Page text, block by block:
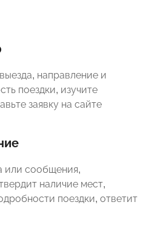
направление и
поездки, изучите
заявку на сайте
или сообщения,
наличие мест,
поездки, ответит